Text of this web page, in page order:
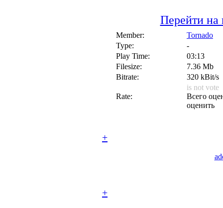
Перейти на
Member:
Tornado
Type:
-
Play Time:
03:13
Filesize:
7.36 Mb
Bitrate:
320 kBit/s
Rate:
is not vote
Всего
оценить
+
+